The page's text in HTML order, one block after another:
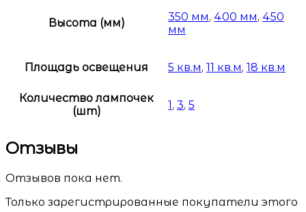
Высота (мм) 350 мм, 400 мм, 450
мм
Площадь освещения 5 кв.м, 11 кв.м, 18 кв.м
Количество лампочек
(шт)
1, 3, 5
Отзывы
Отзывов пока нет.
Только зарегистрированные покупатели этого